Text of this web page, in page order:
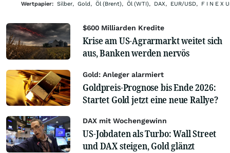
Wertpapier: Silber, Gold, Öl (Brent), Öl (WTI), DAX, EUR/USD, F I N E X
$600 Milliarden Kredite
Krise am US-Agrarmarkt weitet sich
aus, Banken werden nervös
Gold: Anleger alarmiert
Goldpreis-Prognose bis Ende 2026:
Startet Gold jetzt eine neue Rallye?
DAX mit Wochengewinn
US-Jobdaten als Turbo: Wall Street
und DAX steigen, Gold glänzt